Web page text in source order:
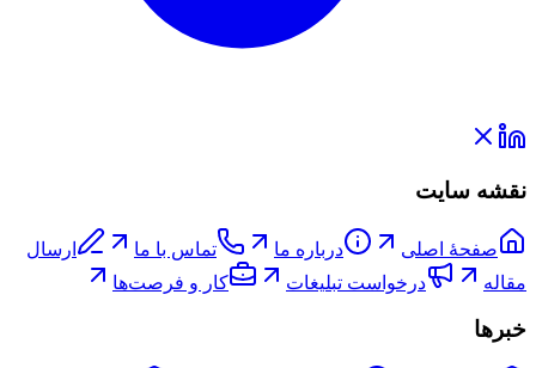
نقشه سایت
صفحۀ اصلی درباره ما تماس با ما
ارسال
مقاله
درخواست تبلیغات کار و فرصت‌ها
خبرها